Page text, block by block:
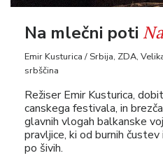
Na mlečni poti
Emir Kusturica / Srbija, ZDA,
srbščina
Režiser Emir Kusturica,
canskega festivala, in
glavnih vlogah balkanske
pravljice, ki od burnih
po šivih.